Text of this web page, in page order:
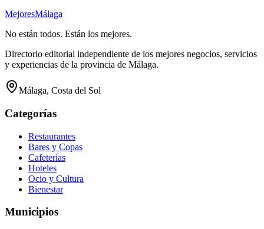
MejoresMálaga
No están todos. Están los mejores.
Directorio editorial independiente de los mejores negocios, servicios
y experiencias de la provincia de Málaga.
Málaga, Costa del Sol
Categorías
Restaurantes
Bares y Copas
Cafeterías
Hoteles
Ocio y Cultura
Bienestar
Municipios